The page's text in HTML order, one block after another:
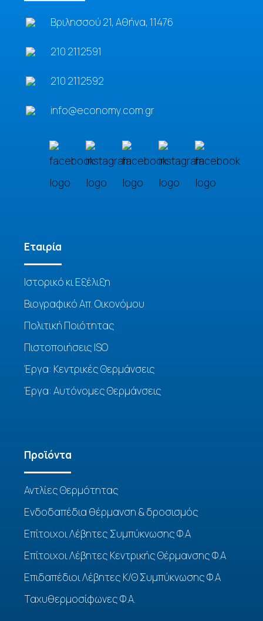
Βριλησσού 21, Αθήνα, 11476
210 2112591
210 2112592
info@economy.com.gr
Eταιρία
Ιστορικό κι Εξέλιξη
Βιογραφικό Απ. Οικονόμου
Πολιτική Ποιότητας
Πιστοποιήσεις ISO
Έργα: Κεντρικές Θερμάνσεις
Έργα: Αυτόνομες Θερμάνσεις
Προϊόντα
Αντλίες Θερμότητας
Ενδοδαπέδια θέρμανση & δροσισμός
Επίτοιχοι Λέβητες Συμπύκνωσης Φ.Α
Επίτοιχοι Λέβητες Κεντρικής Θέρμανσης Φ.Α
Επιδαπέδιοι Λέβητες Κ/Θ Συμπύκνωσης Φ.Α
Ταχυθερμοσίφωνες Φ.Α.